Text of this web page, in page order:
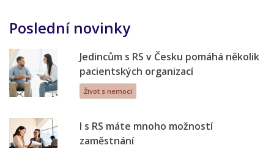
Poslední novinky
Jedincům s RS v Česku pomáhá několik
pacientských organizací
Život s nemocí
I s RS máte mnoho možností
zaměstnání